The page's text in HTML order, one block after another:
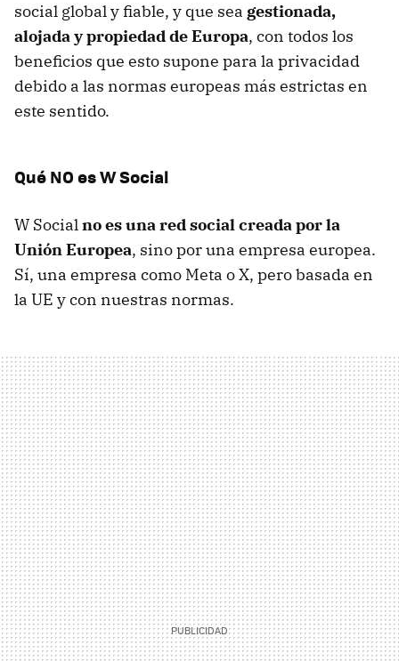
social global y fiable, y que sea gestionada,
alojada y propiedad de Europa, con todos los
beneficios que esto supone para la privacidad
debido a las normas europeas más estrictas en
este sentido.
Qué NO es W Social
W Socialno es una red social creada por la
Unión Europea, sino por una empresa europea.
Sí, una empresa como Meta o X, pero basada en
la UE y con nuestras normas.